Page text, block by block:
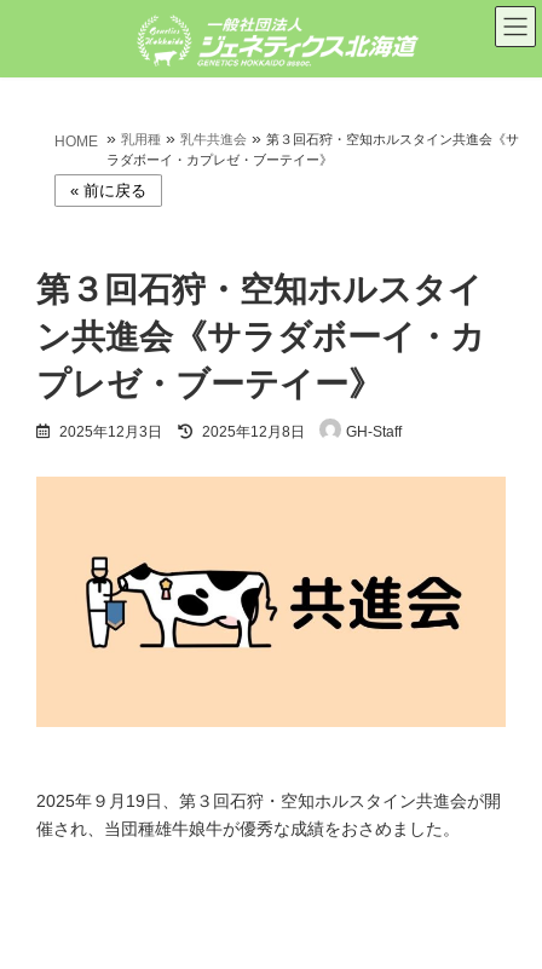
ン
ー
HOME »乳用種 »乳牛共進会 »第３回石狩・空知ホルスタイン共進会《サ
ラダボーイ・カプレゼ・ブーテイー》
第３回石狩・空知ホルスタイ
ン共進会《サラダボーイ・カ
プレゼ・ブーテイー》
2025年12月3日
最
2025年12月8日 GH-Staff
2025年９月19日、第３回石狩・空知ホルスタイン共進会が開
催され、当団種雄牛娘牛が優秀な成績をおさめました。